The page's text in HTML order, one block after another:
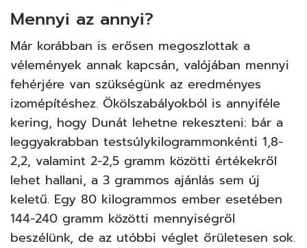
Mennyi az annyi?
Már korábban is erősen megoszlottak a
vélemények annak kapcsán, valójában mennyi
fehérjére van szükségünk az eredményes
izomépítéshez. Ökölszabályokból is annyiféle
kering, hogy Dunát lehetne rekeszteni: bár a
leggyakrabban testsúlykilogrammonkénti 1,8-
2,2, valamint 2-2,5 gramm közötti értékekről
lehet hallani, a 3 grammos ajánlás sem új
keletű. Egy 80 kilogrammos ember esetében
144-240 gramm közötti mennyiségről
beszélünk, de az utóbbi véglet őrületesen sok.